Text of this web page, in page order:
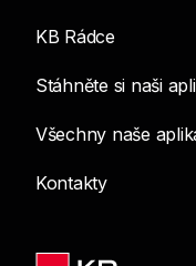
KB Rádce
Stáhněte si naši
Všechny naše
Kontakty